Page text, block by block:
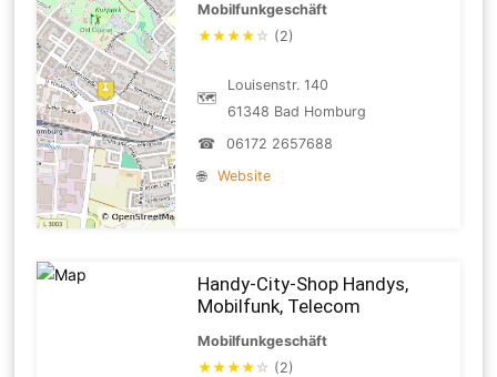
Mobilfunkgeschäft
★★★★ ☆ (2)
🗺
Louisenstr. 140
61348 Bad Homburg
☎
06172 2657688
🌐
Website
Handy-City-Shop Handys,
Mobilfunk, Telecom
Mobilfunkgeschäft
★★★★ ☆ (2)